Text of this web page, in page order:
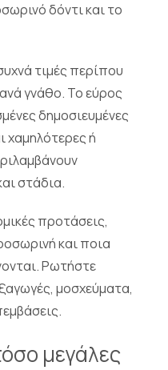
δόντι και το
τιμές περίπου
γνάθο. Το εύρος
δημοσιευμένες
χαμηλότερες ή
στάδια.
προτάσεις,
και ποια
Ρωτήστε
μοσχεύματα,
μεγάλες